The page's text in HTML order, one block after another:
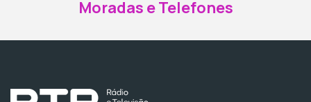
Moradas e Telefones